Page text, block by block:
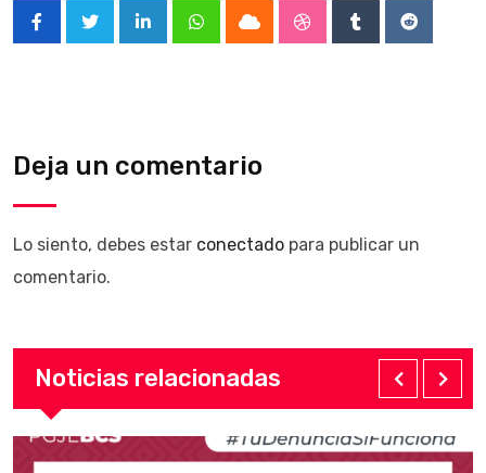
LinkedInWhatsappCloud StumbleUpon
TumblrReddit
Deja un comentario
Lo siento, debes estar conectado para publicar un
comentario.
Noticias relacionadas